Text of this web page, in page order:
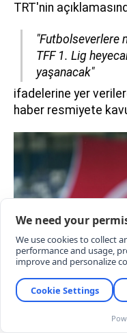
TRT'nin
"Futbolseverlere
TFF 1. Lig
yaşanacak"
ifadelerine yer
haber resmiyete
TFF 1. LİG 1.